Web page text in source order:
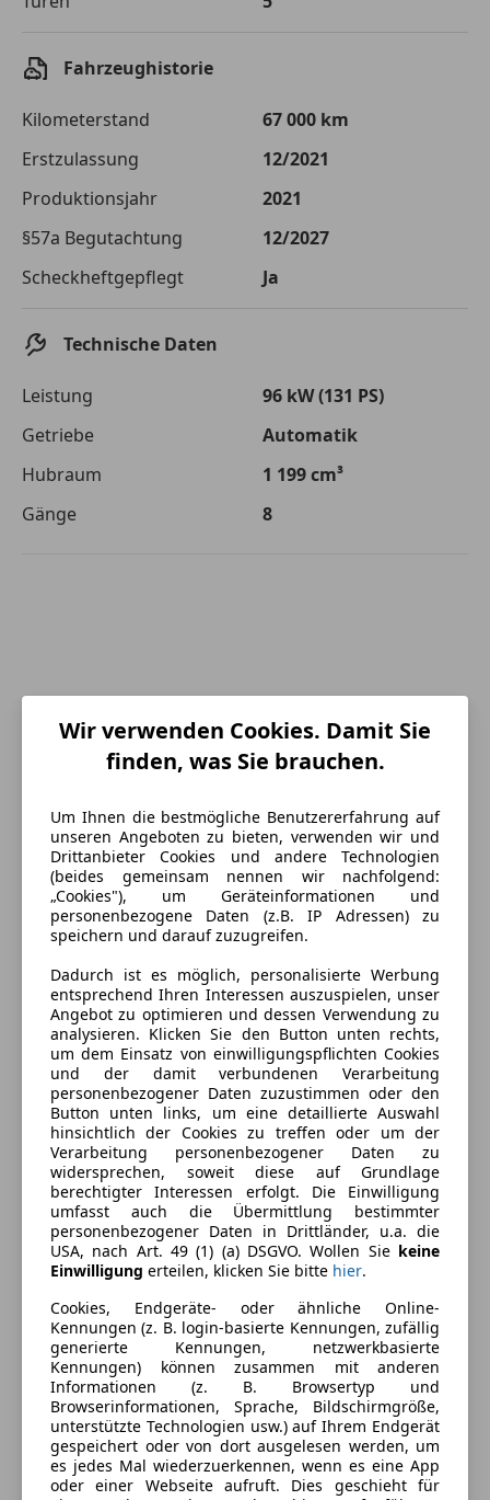
Der Kreditrechner enthält repräsentative Werte, zu denen wir
typischerweise Kredite vergeben. Der Sollzinssatz ist
bonitätsabhängig. Laufzeit mindestens 12, höchstens 120 Monate.
Gültig für Neukunden bei Online-Abschluss. Erfüllung banküblicher
Bonitätskriterien vorausgesetzt.
Jetzt berechnen
Fahrzeughistorie
Kilometerstand
67 000 km
Erstzulassung
12/2021
Produktionsjahr
2021
§57a Begutachtung
12/2027
Scheckheftgepflegt
Ja
Technische Daten
Leistung
96 kW (131 PS)
Getriebe
Automatik
Hubraum
1 199 cm³
Gänge
8
Energieverbrauch
Kraftstoff Benzin
Ausstattung
Komfort
Armlehne
Berganfahrassistent
Einparkhilfe
Einparkhilfe Sensoren hinten
Elektrische Fensterheber
Elektrische Seitenspiegel
Getönte Scheiben
Head-up display
Klimaautomatik
Lederlenkrad
Lichtsensor
Lordosenstütze
Navigationssystem
Regensensor
Mehr anzeigen
Farbe und Innenausstattung
Außenfarbe
Braun
Lackierung
Metallic
Fahrzeugbeschreibung
Eine geräumige Limosiene mit SUPER Ausstattung !!
Serienausstattungen:
*Fahrersitz höhenverstellbar
Wir verwenden Cookies. Damit Sie
finden, was Sie brauchen.
Um Ihnen die bestmögliche Benutzererfahrung auf
unseren Angeboten zu bieten, verwenden wir und
Drittanbieter Cookies und andere Technologien
(beides gemeinsam nennen wir nachfolgend:
„Cookies"), um Geräteinformationen und
personenbezogene Daten (z.B. IP Adressen) zu
speichern und darauf zuzugreifen.
Dadurch ist es möglich, personalisierte Werbung
entsprechend Ihren Interessen auszuspielen, unser
Angebot zu optimieren und dessen Verwendung zu
analysieren. Klicken Sie den Button unten rechts,
um dem Einsatz von einwilligungspflichten Cookies
und der damit verbundenen Verarbeitung
personenbezogener Daten zuzustimmen oder den
Button unten links, um eine detaillierte Auswahl
hinsichtlich der Cookies zu treffen oder um der
Verarbeitung personenbezogener Daten zu
widersprechen, soweit diese auf Grundlage
berechtigter Interessen erfolgt. Die Einwilligung
umfasst auch die Übermittlung bestimmter
personenbezogener Daten in Drittländer, u.a. die
USA, nach Art. 49 (1) (a) DSGVO. Wollen Sie keine
Einwilligung erteilen, klicken Sie bitte hier.
Cookies, Endgeräte- oder ähnliche Online-
Kennungen (z. B. login-basierte Kennungen, zufällig
generierte Kennungen, netzwerkbasierte
Kennungen) können zusammen mit anderen
Informationen (z. B. Browsertyp und
Browserinformationen, Sprache, Bildschirmgröße,
unterstützte Technologien usw.) auf Ihrem Endgerät
gespeichert oder von dort ausgelesen werden, um
es jedes Mal wiederzuerkennen, wenn es eine App
oder einer Webseite aufruft. Dies geschieht für